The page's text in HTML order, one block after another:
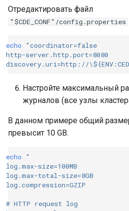
Отредактировать файл
"$CDE_CONF"/config.properties
echo
"coordinator=false
http-server.http.port=8080
discovery.uri=http://
Настройте максимальный
журналов (все узлы
В данном примере общий
превысит 10 GB.
echo
"
log.max-size=100MB
log.max-total-size=8GB
log.compression=GZIP
# HTTP request log